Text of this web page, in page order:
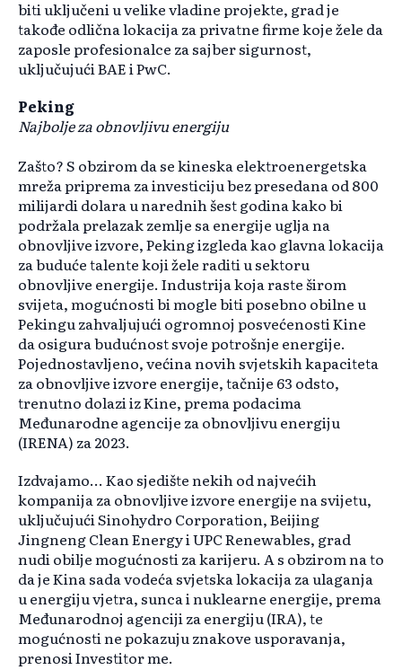
biti uključeni u velike vladine projekte, grad je
takođe odlična lokacija za privatne firme koje žele da
zaposle profesionalce za sajber sigurnost,
uključujući BAE i PwC.
Peking
Najbolje za obnovljivu energiju
Zašto? S obzirom da se kineska elektroenergetska
mreža priprema za investiciju bez presedana od 800
milijardi dolara u narednih šest godina kako bi
podržala prelazak zemlje sa energije uglja na
obnovljive izvore, Peking izgleda kao glavna lokacija
za buduće talente koji žele raditi u sektoru
obnovljive energije. Industrija koja raste širom
svijeta, mogućnosti bi mogle biti posebno obilne u
Pekingu zahvaljujući ogromnoj posvećenosti Kine
da osigura budućnost svoje potrošnje energije.
Pojednostavljeno, većina novih svjetskih kapaciteta
za obnovljive izvore energije, tačnije 63 odsto,
trenutno dolazi iz Kine, prema podacima
Međunarodne agencije za obnovljivu energiju
(IRENA) za 2023.
Izdvajamo... Kao sjedište nekih od najvećih
kompanija za obnovljive izvore energije na svijetu,
uključujući Sinohydro Corporation, Beijing
Jingneng Clean Energy i UPC Renewables, grad
nudi obilje mogućnosti za karijeru. A s obzirom na to
da je Kina sada vodeća svjetska lokacija za ulaganja
u energiju vjetra, sunca i nuklearne energije, prema
Međunarodnoj agenciji za energiju (IRA), te
mogućnosti ne pokazuju znakove usporavanja,
prenosi Investitor me.